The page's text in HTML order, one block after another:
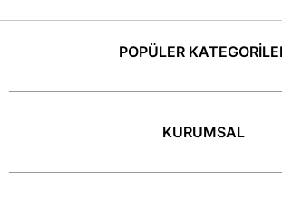
POPÜLER
KURUMSAL